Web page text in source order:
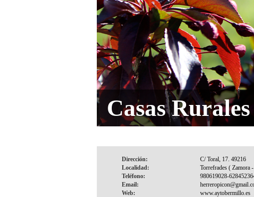
Casas
Dirección:
Localidad:
Teléfono:
Email:
Web: